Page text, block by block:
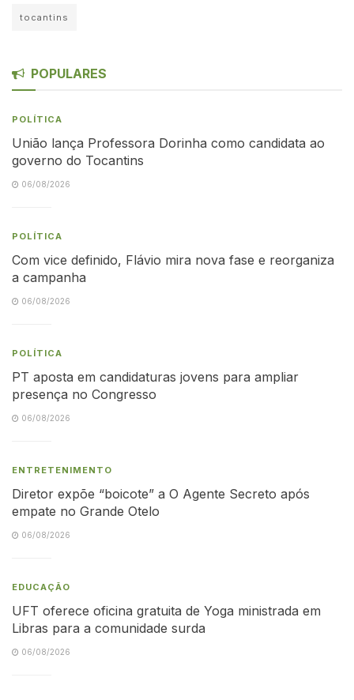
tocantins
POPULARES
POLÍTICA
União lança Professora Dorinha como candidata ao
governo do Tocantins
06/08/2026
POLÍTICA
Com vice definido, Flávio mira nova fase e reorganiza
a campanha
06/08/2026
POLÍTICA
PT aposta em candidaturas jovens para ampliar
presença no Congresso
06/08/2026
ENTRETENIMENTO
Diretor expõe “boicote” a O Agente Secreto após
empate no Grande Otelo
06/08/2026
EDUCAÇÃO
UFT oferece oficina gratuita de Yoga ministrada em
Libras para a comunidade surda
06/08/2026